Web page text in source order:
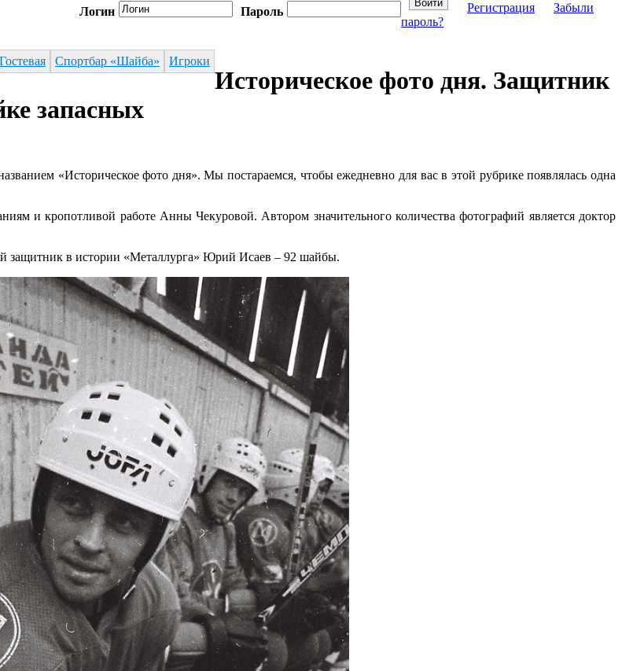
Логин Пароль Регистрация
Забыли
пароль?
Гостевая Спортбар «Шайба» Игроки
Историческое фото дня. Защитник
запасных
«Историческое фото дня». Мы постараемся, чтобы ежедневно для вас в этой рубрике появлялась одна
и кропотливой работе Анны Чекуровой. Автором значительного количества фотографий является доктор
защитник в истории «Металлурга» Юрий Исаев – 92 шайбы.